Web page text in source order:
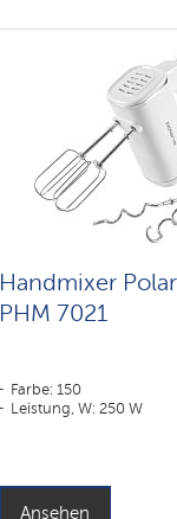
Handmixer
PHM 7021
Farbe: 150
Leistung, W: 250 W
Ansehen